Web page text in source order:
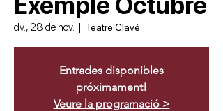
dv., 28 de nov.
  |
Teatre Clavé
Entrades disponibles
próximament!
Veure la programació >